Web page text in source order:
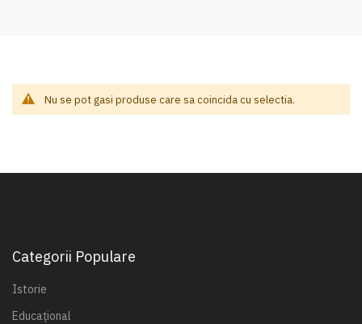
Nu se pot gasi produse care sa coincida cu selectia.
Categorii Populare
Istorie
Educațional